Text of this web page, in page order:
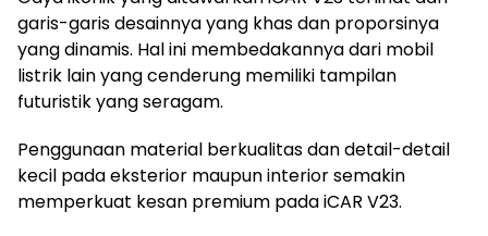
garis-garis desainnya yang khas dan proporsinya
yang dinamis. Hal ini membedakannya dari mobil
listrik lain yang cenderung memiliki tampilan
futuristik yang seragam.
Penggunaan material berkualitas dan detail-detail
kecil pada eksterior maupun interior semakin
memperkuat kesan premium pada iCAR V23.